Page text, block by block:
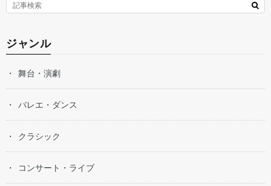
ジャンル
舞台・演劇
バレエ・ダンス
クラシック
コンサート・ライブ